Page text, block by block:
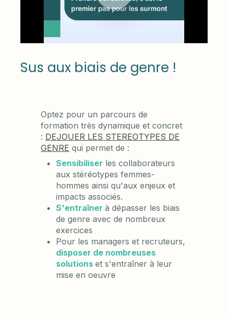
Sus aux biais de genre !
Optez pour un parcours de
formation très dynamique et concret
: DEJOUER LES STEREOTYPES DE
GENRE qui permet de :
Sensibiliser les collaborateurs
aux stéréotypes femmes-
hommes ainsi qu'aux enjeux et
impacts associés.
S'entraîner à dépasser les biais
de genre avec de nombreux
exercices
Pour les managers et recruteurs,
disposer de nombreuses
solutions et s'entraîner à leur
mise en oeuvre